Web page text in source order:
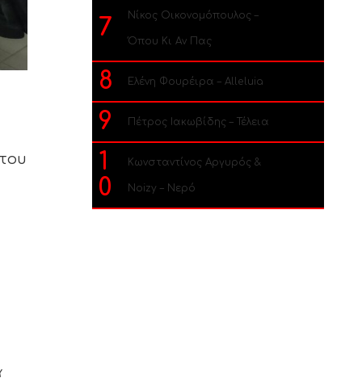
7 Νίκος Οικονομόπουλος –
Όπου Κι Αν Πας
8 Ελένη Φουρέιρα – Alleluia
9 Πέτρος Ιακωβίδης – Τέλεια
1
0
Κωνσταντίνος Αργυρός &
Noizy – Νερό